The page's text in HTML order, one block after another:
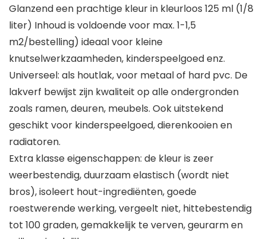
Glanzend een prachtige kleur in kleurloos 125 ml (1/8
liter) Inhoud is voldoende voor max. 1-1,5
m2/bestelling) ideaal voor kleine
knutselwerkzaamheden, kinderspeelgoed enz.
Universeel: als houtlak, voor metaal of hard pvc. De
lakverf bewijst zijn kwaliteit op alle ondergronden
zoals ramen, deuren, meubels. Ook uitstekend
geschikt voor kinderspeelgoed, dierenkooien en
radiatoren.
Extra klasse eigenschappen: de kleur is zeer
weerbestendig, duurzaam elastisch (wordt niet
bros), isoleert hout-ingrediënten, goede
roestwerende werking, vergeelt niet, hittebestendig
tot 100 graden, gemakkelijk te verven, geurarm en